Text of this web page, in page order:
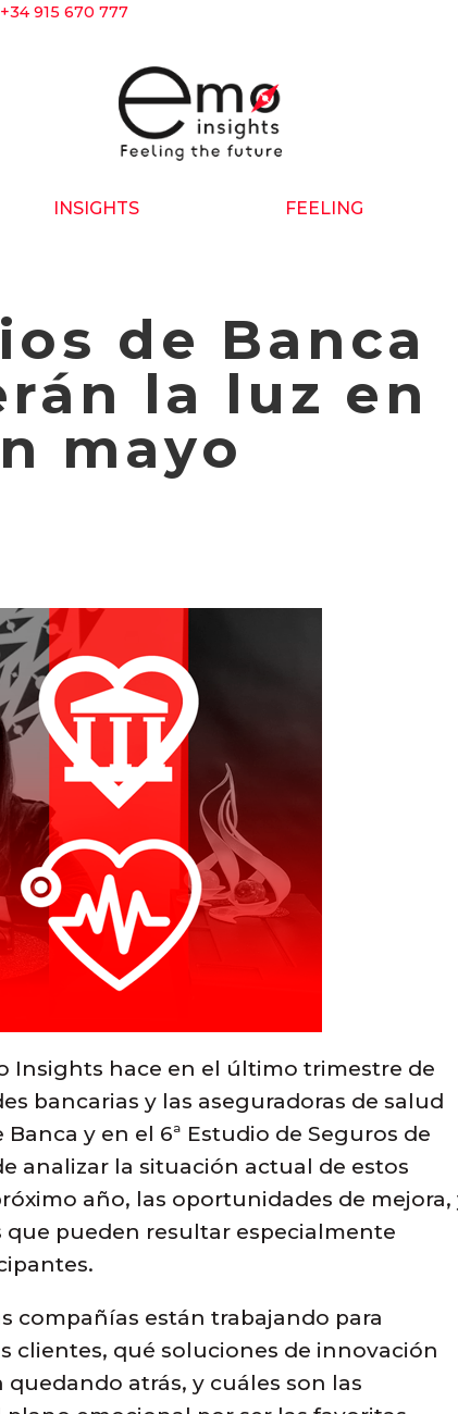
+34 915 670 777
INSIGHTS
FEELING
de Banca
la luz en
mayo
Insights hace en el último trimestre de
bancarias y las aseguradoras de salud
y en el 6ª Estudio de Seguros de
analizar la situación actual de estos
año, las oportunidades de mejora,
pueden resultar especialmente
compañías están trabajando para
clientes, qué soluciones de innovación
atrás, y cuáles son las